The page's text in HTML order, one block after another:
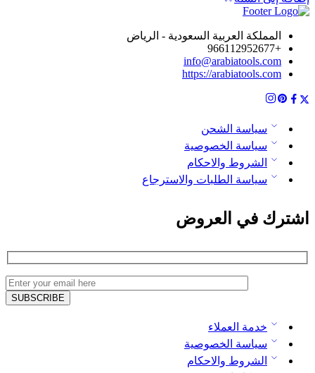
المملكة العربية السعودية - الرياض
+966112952677
info@arabiatools.com
https://arabiatools.com
سياسة الشحن
سياسة الخصوصية
الشروط والاحكام
سياسة الطلبات والاسترجاع
اشترك في العروض
خدمة العملاء
سياسة الخصوصية
الشروط والاحكام